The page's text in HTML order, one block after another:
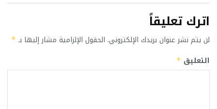
اترك تعليقاً
لن يتم نشر عنوان بريدك الإلكتروني. الحقول الإلزامية مشار إليها بـ *
التعليق *